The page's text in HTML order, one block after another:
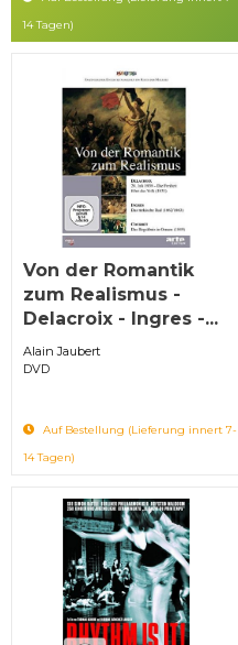
14 Tagen)
Von der Romantik
zum Realismus -
Delacroix - Ingres -...
Alain Jaubert
DVD
Auf Bestellung (Lieferung innert 7-
14 Tagen)